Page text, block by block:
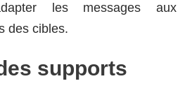
les messages aux
des cibles.
supports